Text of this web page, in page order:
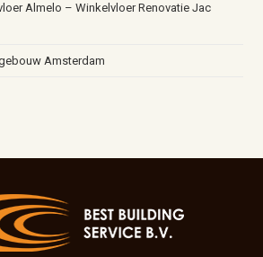
Almelo – Winkelvloer Renovatie Jac
Amsterdam